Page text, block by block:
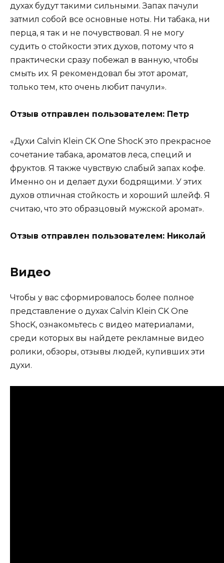
духах будут такими сильными. Запах пачули
затмил собой все основные ноты. Ни табака, ни
перца, я так и не почувствовал. Я не могу
судить о стойкости этих духов, потому что я
практически сразу побежал в ванную, чтобы
смыть их. Я рекомендовал бы этот аромат,
только тем, кто очень любит пачули».
Отзыв отправлен пользователем: Петр
«Духи Calvin Klein CK One ShocK это прекрасное
сочетание табака, ароматов леса, специй и
фруктов. Я также чувствую слабый запах кофе.
Именно он и делает духи бодрящими. У этих
духов отличная стойкость и хороший шлейф. Я
считаю, что это образцовый мужской аромат».
Отзыв отправлен пользователем: Николай
Видео
Чтобы у вас сформировалось более полное
представление о духах Calvin Klein CK One
ShocK, ознакомьтесь с видео материалами,
среди которых вы найдете рекламные видео
ролики, обзоры, отзывы людей, купивших эти
духи.